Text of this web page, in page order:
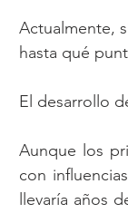
Actualmente,
hasta qué
El desarrollo
Aunque los
con
llevaría años